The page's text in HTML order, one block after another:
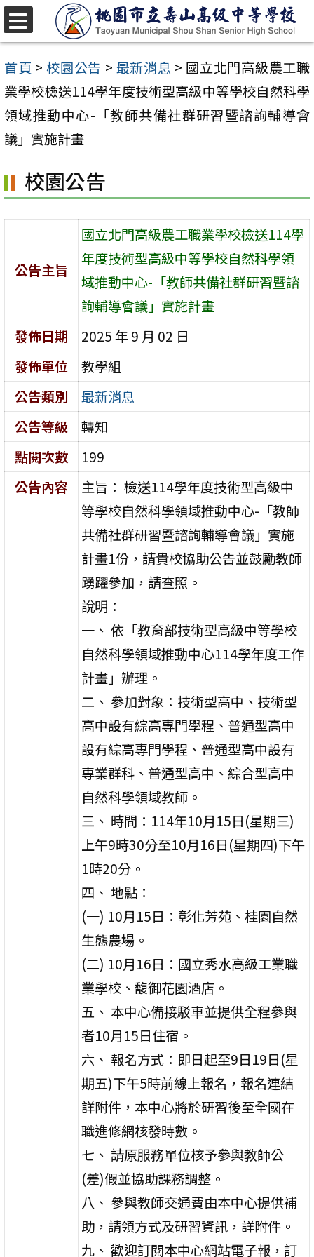
跳
至
主
要
內
容
首頁 > 校園公告 > 最新消息 > 國立北門高級農工職
業學校檢送114學年度技術型高級中等學校自然科學
領域推動中心-「教師共備社群研習暨諮詢輔導會
議」實施計畫
校園公告
公告主旨
國立北門高級農工職業學校檢送114學
年度技術型高級中等學校自然科學領
域推動中心-「教師共備社群研習暨諮
詢輔導會議」實施計畫
發佈日期
2025 年 9 月 02 日
發佈單位
教學組
公告類別
最新消息
公告等級
轉知
點閱次數
199
公告內容
主旨： 檢送114學年度技術型高級中
等學校自然科學領域推動中心-「教師
共備社群研習暨諮詢輔導會議」實施
計畫1份，請貴校協助公告並鼓勵教師
踴躍參加，請查照。
說明：
一、 依「教育部技術型高級中等學校
自然科學領域推動中心114學年度工作
計畫」辦理。
二、 參加對象：技術型高中、技術型
高中設有綜高專門學程、普通型高中
設有綜高專門學程、普通型高中設有
專業群科、普通型高中、綜合型高中
自然科學領域教師。
三、 時間：114年10月15日(星期三)
上午9時30分至10月16日(星期四)下午
1時20分。
四、 地點：
(一) 10月15日：彰化芳苑、桂園自然
生態農場。
(二) 10月16日：國立秀水高級工業職
業學校、馥御花園酒店。
五、 本中心備接駁車並提供全程參與
者10月15日住宿。
六、 報名方式：即日起至9日19日(星
期五)下午5時前線上報名，報名連結
詳附件，本中心將於研習後至全國在
職進修網核發時數。
七、 請原服務單位核予參與教師公
(差)假並協助課務調整。
八、 參與教師交通費由本中心提供補
助，請領方式及研習資訊，詳附件。
九、 歡迎訂閱本中心網站電子報，訂
選
單